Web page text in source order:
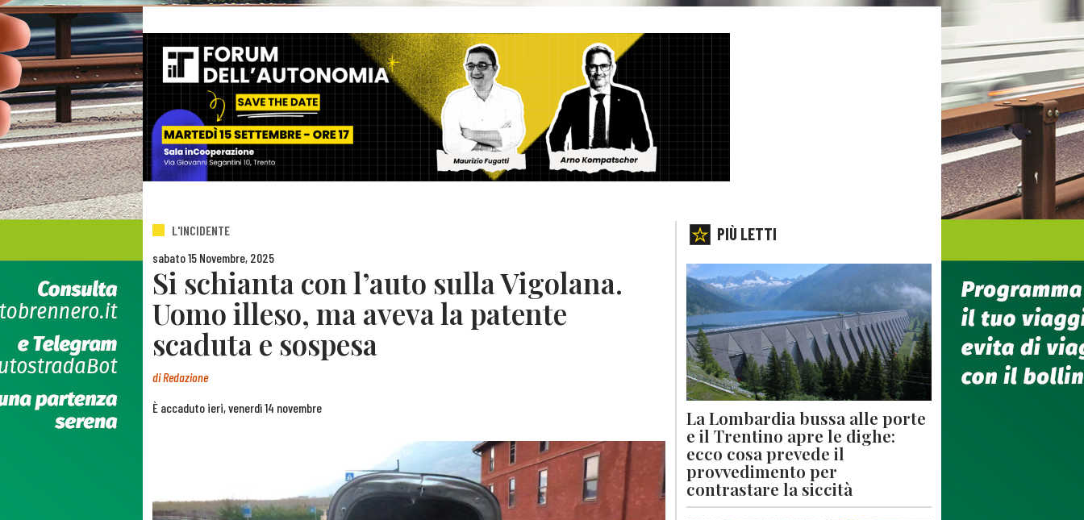
L'INCIDENTE
sabato 15 Novembre, 2025
Si schianta con l’auto sulla Vigolana.
Uomo illeso, ma aveva la patente
scaduta e sospesa
diRedazione
È accaduto ieri, venerdì 14 novembre
PIÙ LETTI
La Lombardia bussa alle porte
e il Trentino apre le dighe:
ecco cosa prevede il
provvedimento per
contrastare la siccità